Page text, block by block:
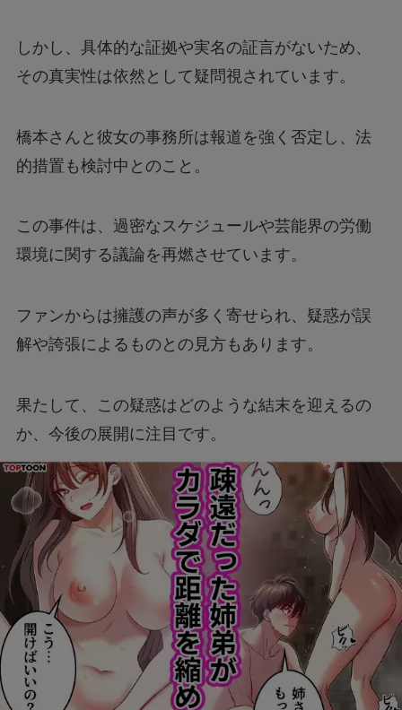
しかし、具体的な証拠や実名の証言がないため、
その真実性は依然として疑問視されています。
橋本さんと彼女の事務所は報道を強く否定し、法
的措置も検討中とのこと。
この事件は、過密なスケジュールや芸能界の労働
環境に関する議論を再燃させています。
ファンからは擁護の声が多く寄せられ、疑惑が誤
解や誇張によるものとの見方もあります。
果たして、この疑惑はどのような結末を迎えるの
か、今後の展開に注目です。